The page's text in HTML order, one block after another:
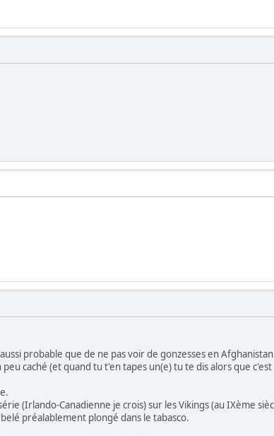
probable que de ne pas voir de gonzesses en
caché (et quand tu t'en tapes un(e) tu te dis alors que
(Irlando-Canadienne je crois) sur les Vikings (au IXème
préalablement plongé dans le tabasco.